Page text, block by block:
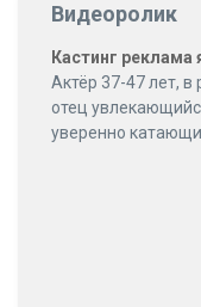
Видеоролик
Кастинг реклама
Актёр 37-47 лет,
отец
уверенно